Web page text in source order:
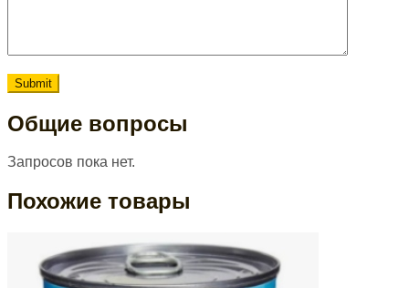
Общие вопросы
Запросов пока нет.
Похожие товары